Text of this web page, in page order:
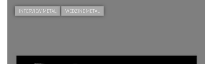
INTERVIEW METAL WEBZINE METAL